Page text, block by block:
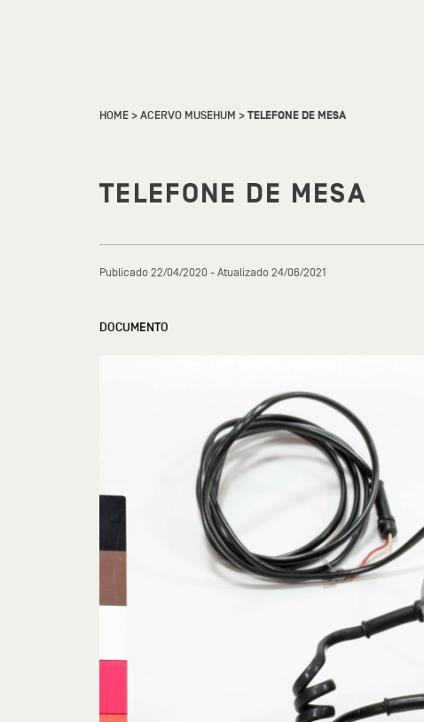
HOME>ACERVO MUSEHUM >TELEFONE DE MESA
TELEFONE DE MESA
Publicado 22/04/2020 - Atualizado 24/06/2021
DOCUMENTO